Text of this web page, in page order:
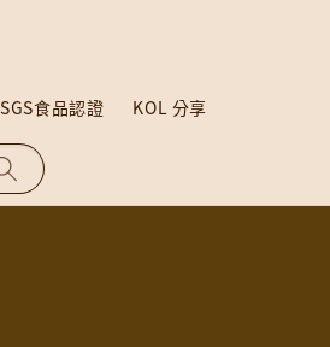
SGS食品認證 KOL 分享